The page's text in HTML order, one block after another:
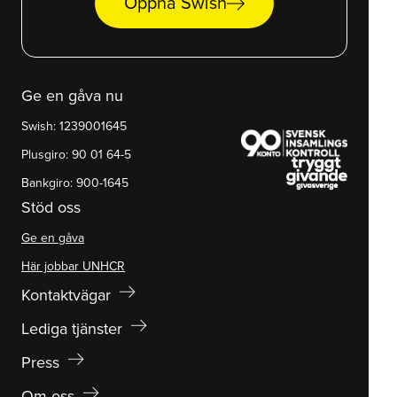
Ge en gåva nu
Swish: 1239001645
Plusgiro: 90 01 64-5
Bankgiro: 900-1645
Stöd oss
Ge en gåva
Här jobbar UNHCR
Kontaktvägar arrow_right_alt
Lediga tjänster arrow_right_alt
Press arrow_right_alt